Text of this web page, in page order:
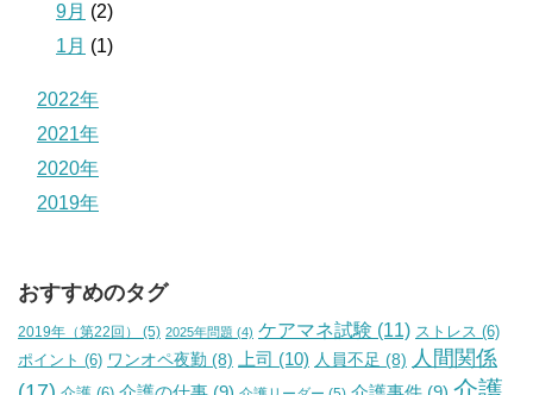
9月 (2)
1月 (1)
2022年
2021年
2020年
2019年
おすすめのタグ
2019年（第22回） (5) 2025年問題 (4) ケアマネ試験 (11) ストレス (6)
ポイント (6) ワンオペ夜勤 (8) 上司 (10) 人員不足 (8) 人間関係